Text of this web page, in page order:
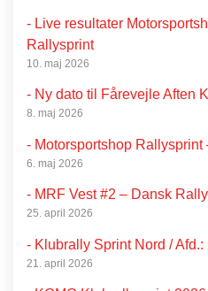
- Live resultater
Rallysprint
10. maj 2026
- Ny dato til Fårevejle Aften
8. maj 2026
- Motorsportshop
6. maj 2026
- MRF Vest #2 – Dansk
25. april 2026
- Klubrally Sprint Nord / Afd.:
21. april 2026